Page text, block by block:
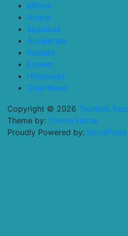
eStore
Ample
Spacious
Accelerate
Radiate
Esteem
Himalayas
ColorNews
Copyright © 2026 Touristik.Tips
Theme by: Theme Horse
Proudly Powered by: WordPress